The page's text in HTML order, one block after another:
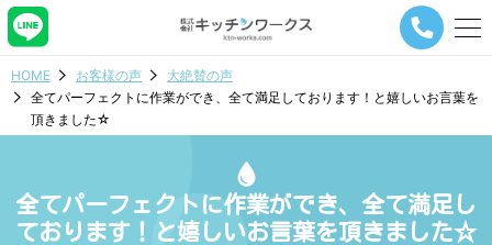
メ
ー
ビ
ョ
ン
HOME お客様の声
大絶賛の声
全てパーフェクトに作業ができ、全て満足しております！と嬉しいお言葉を
頂きました☆
全てパーフェクトに作業ができ、全て満足し
ております！と嬉しいお言葉を頂きました☆